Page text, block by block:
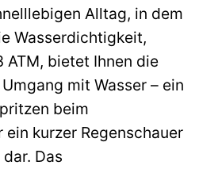
Alltag, in dem
Wasserdichtigkeit,
bietet Ihnen die
mit Wasser – ein
beim
kurzer Regenschauer
Das